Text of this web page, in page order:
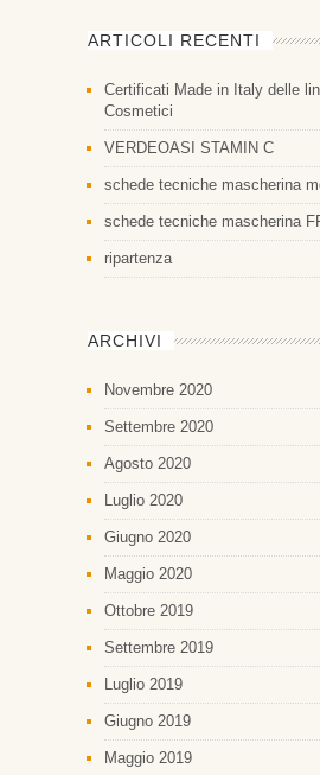
ARTICOLI RECENTI
Certificati Made in Italy delle
Cosmetici
VERDEOASI STAMIN C
schede tecniche mascherina
schede tecniche mascherina
ripartenza
ARCHIVI
Novembre 2020
Settembre 2020
Agosto 2020
Luglio 2020
Giugno 2020
Maggio 2020
Ottobre 2019
Settembre 2019
Luglio 2019
Giugno 2019
Maggio 2019